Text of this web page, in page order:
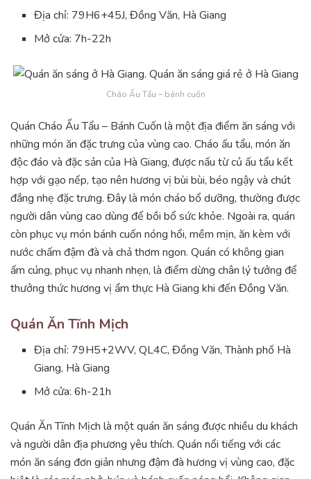
Địa chỉ: 79H6+45J, Đồng Văn, Hà Giang
Mở cửa: 7h-22h
Cháo Ấu Tẩu – bánh cuốn
Quán Cháo Ấu Tẩu – Bánh Cuốn là một địa điểm ăn sáng với
những món ăn đặc trưng của vùng cao. Cháo ấu tẩu, món ăn
độc đáo và đặc sản của Hà Giang, được nấu từ củ ấu tẩu kết
hợp với gạo nếp, tạo nên hương vị bùi bùi, béo ngậy và chút
đắng nhẹ đặc trưng. Đây là món cháo bổ dưỡng, thường được
người dân vùng cao dùng để bồi bổ sức khỏe. Ngoài ra, quán
còn phục vụ món bánh cuốn nóng hổi, mềm mịn, ăn kèm với
nước chấm đậm đà và chả thơm ngon. Quán có không gian
ấm cúng, phục vụ nhanh nhẹn, là điểm dừng chân lý tưởng để
thưởng thức hương vị ẩm thực Hà Giang khi đến Đồng Văn.
Quán Ăn Tĩnh Mịch
Địa chỉ: 79H5+2WV, QL4C, Đồng Văn, Thành phố Hà
Giang, Hà Giang
Mở cửa: 6h-21h
Quán Ăn Tĩnh Mịch là một quán ăn sáng được nhiều du khách
và người dân địa phương yêu thích. Quán nổi tiếng với các
món ăn sáng đơn giản nhưng đậm đà hương vị vùng cao, đặc